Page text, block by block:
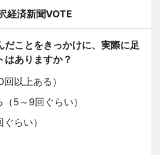
経済新聞VOTE
だことをきっかけに、実際に足
はありますか？
以上ある）
5～9回ぐらい）
らい）